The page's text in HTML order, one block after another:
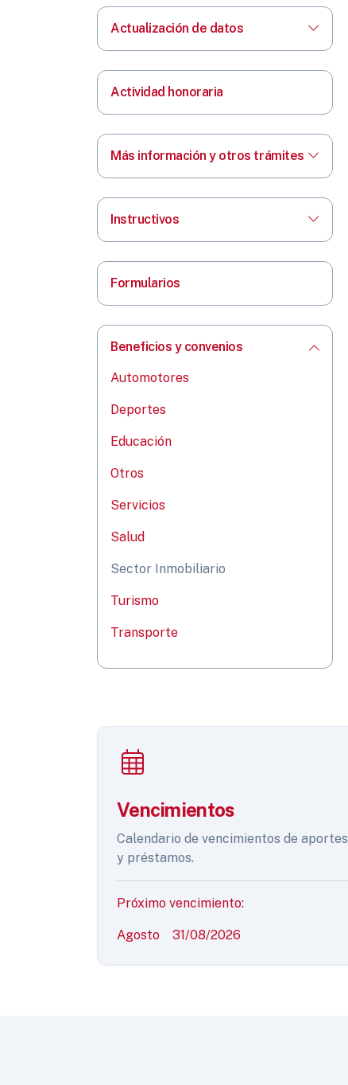
Actualización de datos
Actividad honoraria
Más información y otros trámites
Instructivos
Formularios
Beneficios y convenios
Automotores
Deportes
Educación
Otros
Servicios
Salud
Sector Inmobiliario
Turismo
Transporte
Vencimientos
Calendario de vencimientos de aportes
y préstamos.
Próximo vencimiento:
Agosto 31/08/2026